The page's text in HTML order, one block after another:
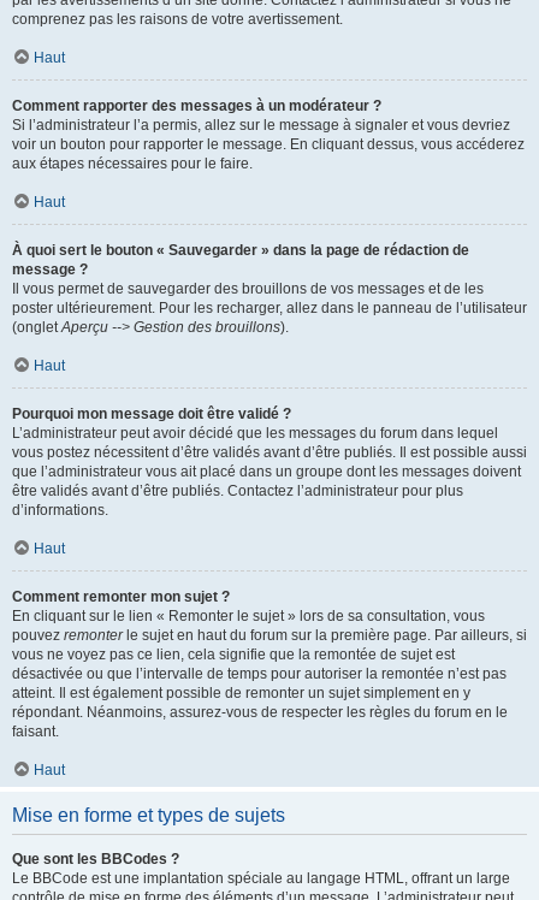
comprenez pas les raisons de votre avertissement.
Haut
Comment rapporter des messages à un modérateur ?
Si l’administrateur l’a permis, allez sur le message à signaler et vous devriez
voir un bouton pour rapporter le message. En cliquant dessus, vous accéderez
aux étapes nécessaires pour le faire.
Haut
À quoi sert le bouton « Sauvegarder » dans la page de rédaction de
message ?
Il vous permet de sauvegarder des brouillons de vos messages et de les
poster ultérieurement. Pour les recharger, allez dans le panneau de l’utilisateur
(ongletAperçu --> Gestion des brouillons).
Haut
Pourquoi mon message doit être validé ?
L’administrateur peut avoir décidé que les messages du forum dans lequel
vous postez nécessitent d’être validés avant d’être publiés. Il est possible aussi
que l’administrateur vous ait placé dans un groupe dont les messages doivent
être validés avant d’être publiés. Contactez l’administrateur pour plus
d’informations.
Haut
Comment remonter mon sujet ?
En cliquant sur le lien « Remonter le sujet » lors de sa consultation, vous
pouvez remonterle sujet en haut du forum sur la première page. Par ailleurs, si
vous ne voyez pas ce lien, cela signifie que la remontée de sujet est
désactivée ou que l’intervalle de temps pour autoriser la remontée n’est pas
atteint. Il est également possible de remonter un sujet simplement en y
répondant. Néanmoins, assurez-vous de respecter les règles du forum en le
faisant.
Haut
Mise en forme et types de sujets
Que sont les BBCodes ?
Le BBCode est une implantation spéciale au langage HTML, offrant un large